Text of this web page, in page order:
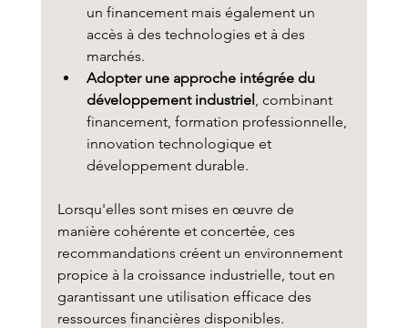
un financement mais également un
accès à des technologies et à des
marchés.
Adopter une approche intégrée du
développement industriel , combinant
financement, formation professionnelle,
innovation technologique et
développement durable.
Lorsqu'elles sont mises en œuvre de
manière cohérente et concertée, ces
recommandations créent un environnement
propice à la croissance industrielle, tout en
garantissant une utilisation efficace des
ressources financières disponibles.